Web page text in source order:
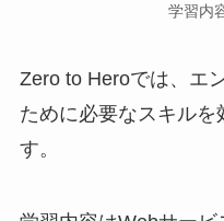
学習内
Zero to Heroでは、エ
ために必要なスキルを
す。